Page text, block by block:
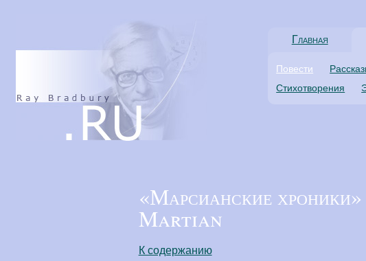
Главная
Повести
Стихотворения
«Марсианские
Martian
К содержанию